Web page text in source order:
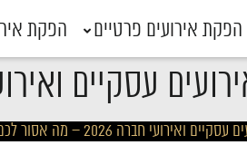
הפקת אירועים פרטיים הפקת
עסקיים ואירועי חברה 2026 – מה
ואירועי חברה 2026 – מה אסור לכם לפספס?